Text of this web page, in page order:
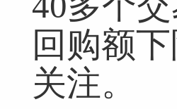
回购额
关注。